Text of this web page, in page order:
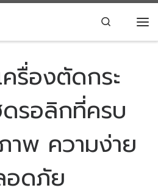
Search
รื่องตัดกระ
ดรอลิกที่ครบ
พ ความง่าย
อดภัย